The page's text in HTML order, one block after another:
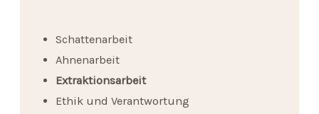
Schattenarbeit
Ahnenarbeit
Extraktionsarbeit
Ethik und Verantwortung